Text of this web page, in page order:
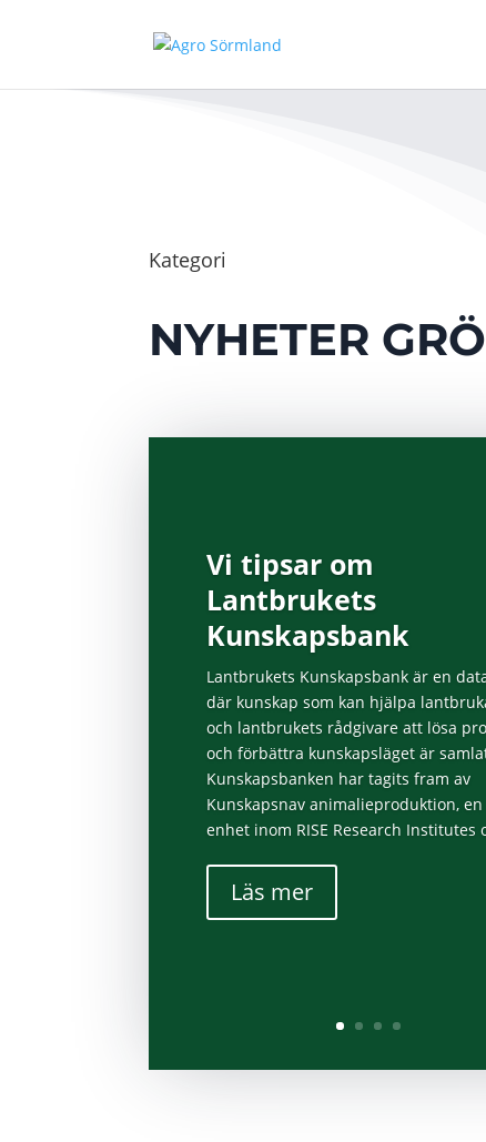
Kategori
NYHETER
Vi tipsar om
Lantbrukets
Kunskapsbank
Lantbrukets Kunskapsbank är en
där kunskap som kan hjälpa
och lantbrukets rådgivare att lösa
och förbättra kunskapsläget är
Kunskapsbanken har tagits fram av
Kunskapsnav animalieproduktion, en
enhet inom RISE Research Institutes
Läs mer